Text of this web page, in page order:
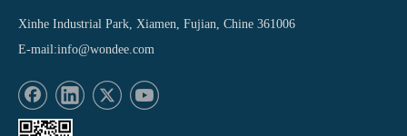
Xinhe Industrial Park, Xiamen, Fujian, Chine 361006
E-mail:info@wondee.com